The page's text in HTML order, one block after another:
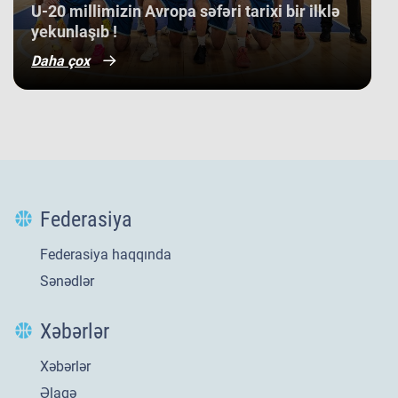
​U-20 millimizin Avropa səfəri tarixi bir ilklə
yekunlaşıb !
Daha çox
Yeni
Federasiya
Federasiya haqqında
Sənədlər
Xəbərlər
Xəbərlər
Əlaqə